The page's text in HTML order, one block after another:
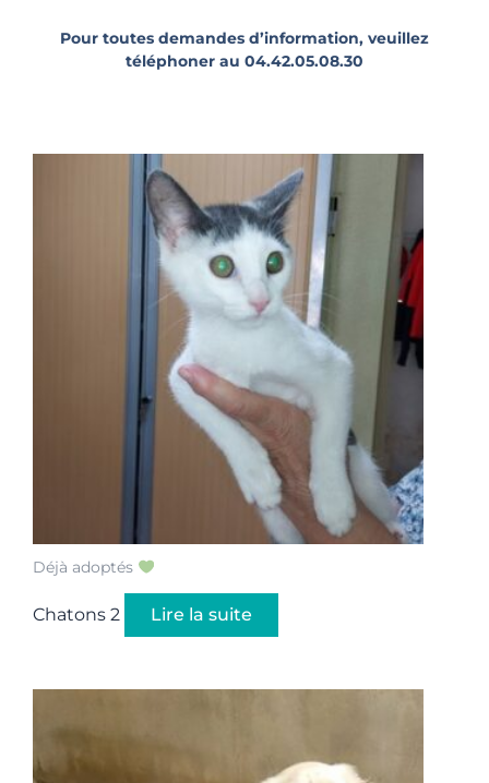
Pour toutes demandes d’information, veuillez
téléphoner au 04.42.05.08.30
Déjà adoptés
Chatons 2 Lire la suite